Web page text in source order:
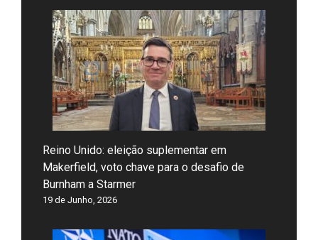
Reino Unido: eleição suplementar em
Makerfield, voto chave para o desafio de
Burnham a Starmer
19 de Junho, 2026